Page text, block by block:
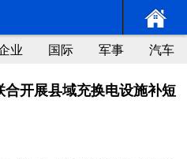
业 国际 军事
汽车
合开展县域充换电设施补短